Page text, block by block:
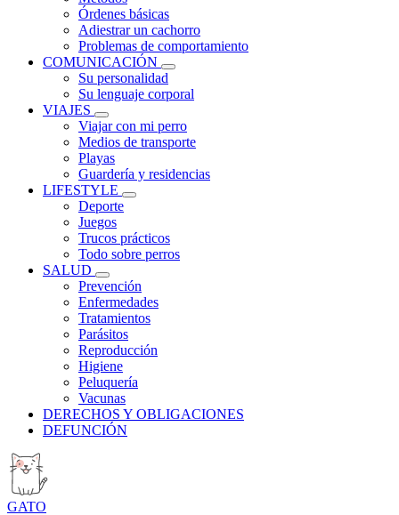
Órdenes básicas
Adiestrar un cachorro
Problemas de comportamiento
COMUNICACIÓN
Su personalidad
Su lenguaje corporal
VIAJES
Viajar con mi perro
Medios de transporte
Playas
Guardería y residencias
LIFESTYLE
Deporte
Juegos
Trucos prácticos
Todo sobre perros
SALUD
Prevención
Enfermedades
Tratamientos
Parásitos
Reproducción
Higiene
Peluquería
Vacunas
DERECHOS Y OBLIGACIONES
DEFUNCIÓN
GATO